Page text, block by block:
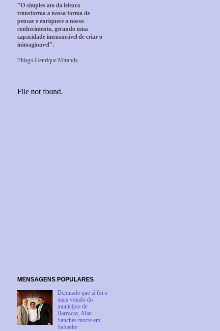
"O simples ato da leitura
transforma a nossa forma de
pensar e enriquece o nosso
conhecimento, gerando uma
capacidade imensurável de criar o
inimaginavel".
Thiago Henrique Miranda
MENSAGENS POPULARES
Deputado que já foi o
mais votado do
município de
Barrocas, Alan
Sanches morre em
Salvador